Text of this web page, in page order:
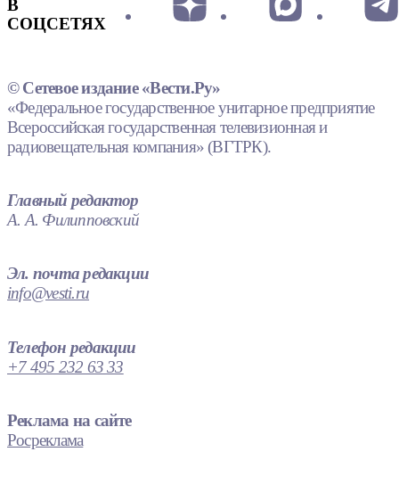
В
СОЦСЕТЯХ
© Сетевое издание «Вести.Ру»
«Федеральное государственное унитарное предприятие
Всероссийская государственная телевизионная и
радиовещательная компания» (ВГТРК).
Главный редактор
А. А. Филипповский
Эл. почта редакции
info@vesti.ru
Телефон редакции
+7 495 232 63 33
Реклама на сайте
Росреклама